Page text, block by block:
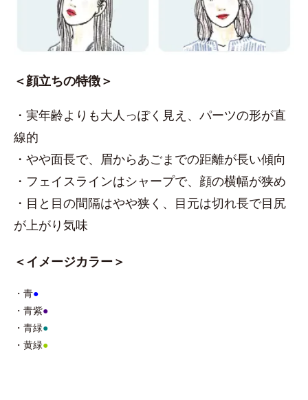
＜顔立ちの特徴＞
・実年齢よりも大人っぽく見え、パーツの形が直
線的
・やや面長で、眉からあごまでの距離が長い傾向
・フェイスラインはシャープで、顔の横幅が狭め
・目と目の間隔はやや狭く、目元は切れ長で目尻
が上がり気味
＜イメージカラー＞
・青●
・青紫●
・青緑●
・黄緑●